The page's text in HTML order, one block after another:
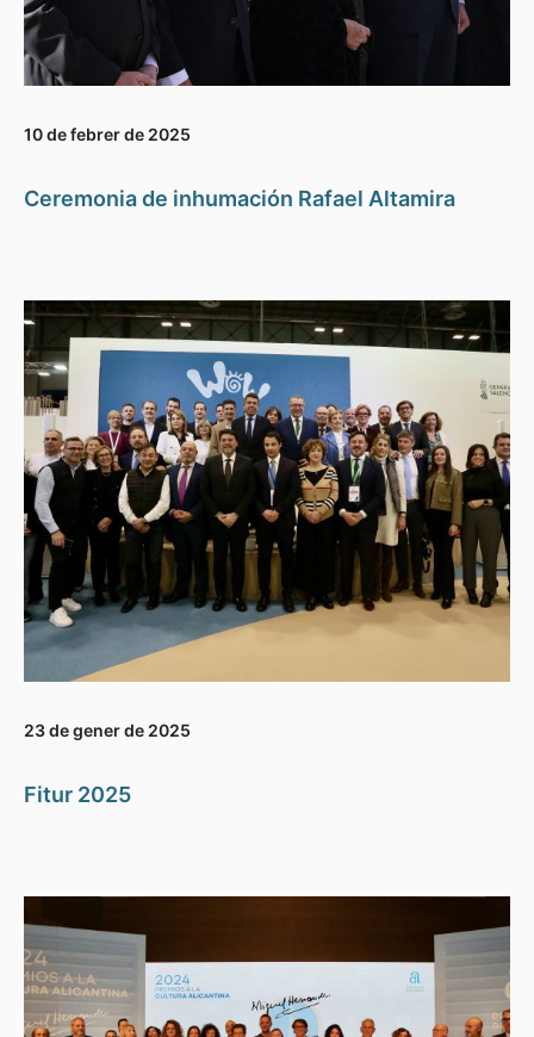
10 de febrer de 2025
Ceremonia de inhumación Rafael Altamira
23 de gener de 2025
Fitur 2025